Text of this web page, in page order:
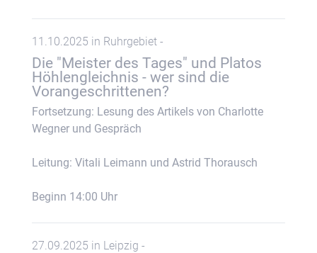
11.10.2025 in Ruhrgebiet -
Die "Meister des Tages" und Platos
Höhlengleichnis - wer sind die
Vorangeschrittenen?
Fortsetzung: Lesung des Artikels von Charlotte
Wegner und Gespräch
Leitung: Vitali Leimann und Astrid Thorausch
Beginn 14:00 Uhr
27.09.2025 in Leipzig -